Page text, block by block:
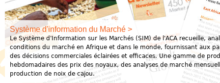
Système d'information du Marché >
Le Système d'Information sur les Marchés (SIM) de l'ACA recueille,
conditions du marché en Afrique et dans le monde, fournissant aux
des décisions commerciales éclairées et efficaces. Une gamme de
hebdomadaires des prix des noyaux, des analyses de marché
production de noix de cajou.